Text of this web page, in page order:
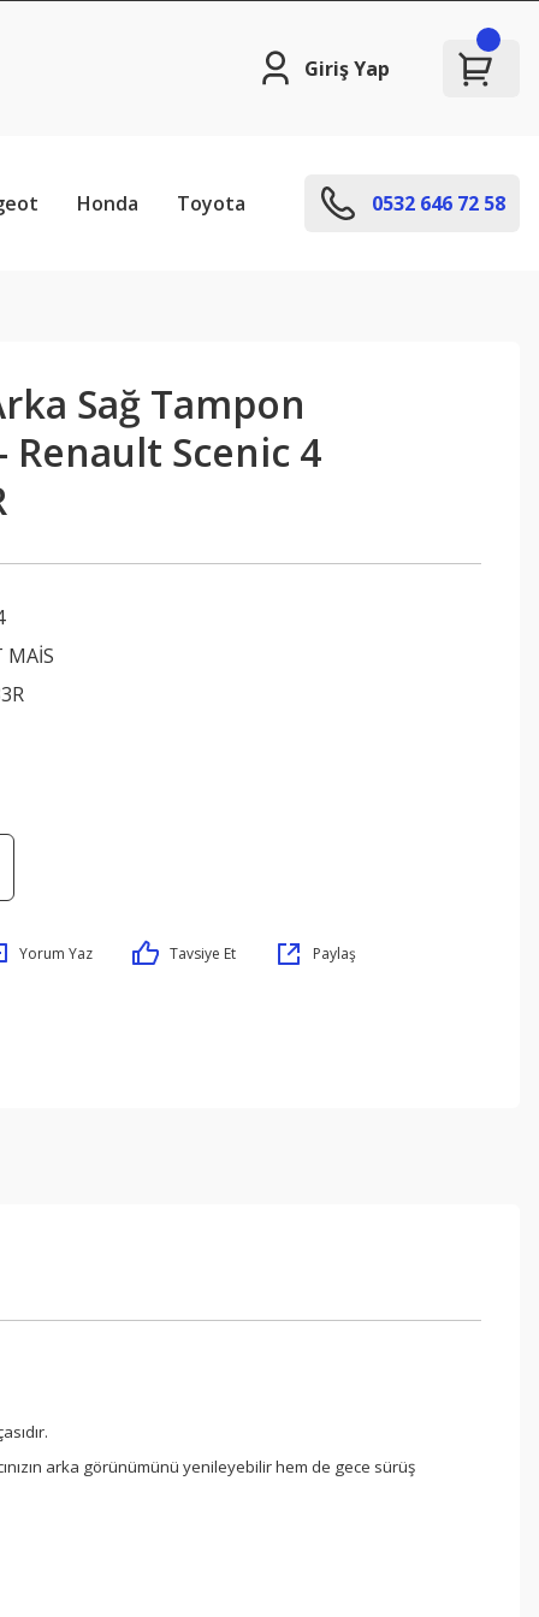
Giriş Yap
Honda Toyota 0532 646 72 58
Sağ Tampon
Scenic 4
MAİS
Yorum Yaz Tavsiye Et Paylaş
arka görünümünü yenileyebilir hem de gece sürüş